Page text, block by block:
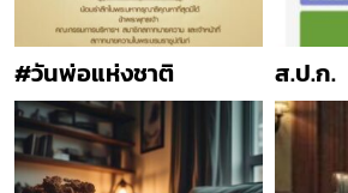
#วันพ่อแห่งชาติ ส.ป.ก.